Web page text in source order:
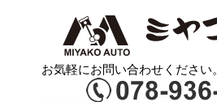
お気軽にお問い合わせください